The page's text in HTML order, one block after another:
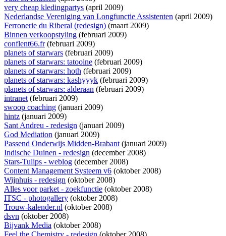
very cheap kledingpartys (april 2009)
Nederlandse Vereniging van Longfunctie Assistenten (april 2009)
Ferronerie du Riberal (redesign) (maart 2009)
Binnen verkoopstyling (februari 2009)
conflent66.fr(februari 2009)
planets of starwars (februari 2009)
planets of starwars: tatooine (februari 2009)
planets of starwars: hoth (februari 2009)
planets of starwars: kashyyyk (februari 2009)
planets of starwars: alderaan (februari 2009)
intranet(februari 2009)
swoop coaching (januari 2009)
hintz (januari 2009)
Sant Andreu - redesign (januari 2009)
God Mediation (januari 2009)
Passend Onderwijs Midden-Brabant(januari 2009)
Indische Duinen - redesign (december 2008)
Stars-Tulips - weblog (december 2008)
Content Management Systeem v6 (oktober 2008)
Wijnhuis - redesign (oktober 2008)
Alles voor parket - zoekfunctie (oktober 2008)
ITSC - photogallery (oktober 2008)
Trouw-kalender.nl (oktober 2008)
dsvn (oktober 2008)
Bijvank Media (oktober 2008)